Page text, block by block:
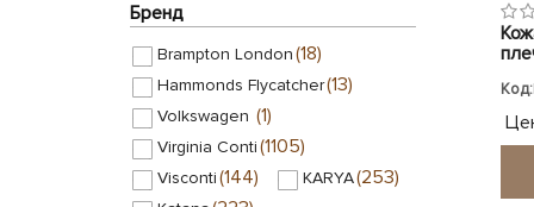
Бренд
Brampton London(18)
Hammonds Flycatcher(13)
Volkswagen (1)
Virginia Conti(1105)
Visconti(144) KARYA(253)
Код: